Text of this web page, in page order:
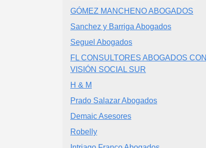
GÓMEZ MANCHENO ABOGADOS
Sanchez y Barriga Abogados
Seguel Abogados
FL CONSULTORES ABOGADOS CON
VISIÓN SOCIAL SUR
H & M
Prado Salazar Abogados
Demaic Asesores
Robelly